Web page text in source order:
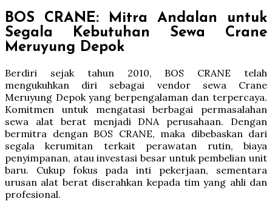
BOS CRANE: Mitra Andalan untuk
Segala Kebutuhan Sewa Crane
Meruyung Depok
Berdiri sejak tahun 2010, BOS CRANE telah
mengukuhkan diri sebagai vendor sewa Crane
Meruyung Depok yang berpengalaman dan terpercaya.
Komitmen untuk mengatasi berbagai permasalahan
sewa alat berat menjadi DNA perusahaan. Dengan
bermitra dengan BOS CRANE, maka dibebaskan dari
segala kerumitan terkait perawatan rutin, biaya
penyimpanan, atau investasi besar untuk pembelian unit
baru. Cukup fokus pada inti pekerjaan, sementara
urusan alat berat diserahkan kepada tim yang ahli dan
profesional.